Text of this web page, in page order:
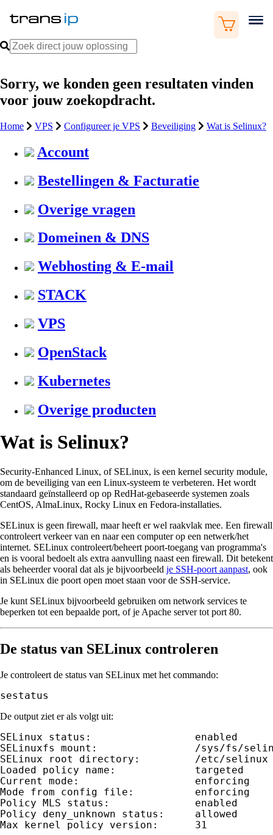
Sorry, we konden geen resultaten vinden
voor jouw zoekopdracht.
Home VPS Configureer je VPS Beveiliging Wat is Selinux?
Account
Bestellingen & Facturatie
Overige vragen
Domeinen & DNS
Webhosting & E-mail
STACK
VPS
OpenStack
Kubernetes
Overige producten
Wat is Selinux?
Security-Enhanced Linux, of SELinux, is een kernel security module,
om de beveiliging van een Linux-systeem te verbeteren. Het wordt
standaard geïnstalleerd op op RedHat-gebaseerde systemen zoals
CentOS, AlmaLinux, Rocky Linux en Fedora-installaties.
SELinux is geen firewall, maar heeft er wel raakvlak mee. Een firewall
controleert verkeer van en naar een computer op een netwerk/het
internet. SELinux controleert/beheert poort-toegang van programma's
en is vooral bedoelt als extra aanvulling naast een firewall. Dit betekent
als beheerder vooral dat als je bijvoorbeeld je SSH-poort aanpast, ook
in SELinux die poort open moet staan voor de SSH-service.
Je kunt SELinux bijvoorbeeld gebruiken om network services te
beperken tot een bepaalde port, of je Apache server tot port 80.
De status van SELinux controleren
Je controleert de status van SELinux met het commando:
sestatus
De output ziet er als volgt uit:
SELinux status:                 enabled
SELinuxfs mount:                /sys/fs/
SELinux root directory:         /etc/selinux
Loaded policy name:             targeted
Current mode:                   enforcing
Mode from config file:          enforcing
Policy MLS status:              enabled
Policy deny_unknown status:     allowed
Max kernel policy version:      31